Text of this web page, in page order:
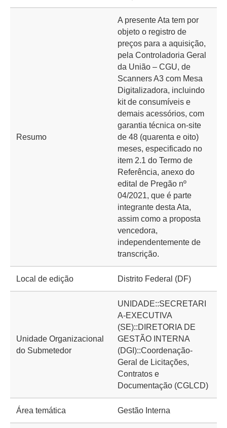
Resumo
A presente Ata tem por
objeto o registro de
preços para a aquisição,
pela Controladoria Geral
da União – CGU, de
Scanners A3 com Mesa
Digitalizadora, incluindo
kit de consumíveis e
demais acessórios, com
garantia técnica on-site
de 48 (quarenta e oito)
meses, especificado no
item 2.1 do Termo de
Referência, anexo do
edital de Pregão nº
04/2021, que é parte
integrante desta Ata,
assim como a proposta
vencedora,
independentemente de
transcrição.
Local de edição Distrito Federal (DF)
Unidade Organizacional
do Submetedor
UNIDADE::SECRETARI
A-EXECUTIVA
(SE)::DIRETORIA DE
GESTÃO INTERNA
(DGI)::Coordenação-
Geral de Licitações,
Contratos e
Documentação (CGLCD)
Área temática Gestão Interna